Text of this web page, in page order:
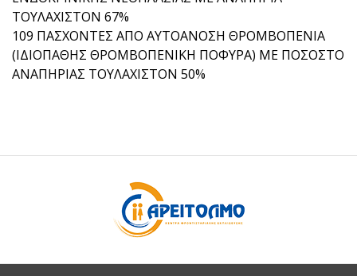
ΤΟΥΛΑΧΙΣΤΟΝ 67%
109 ΠΑΣΧΟΝΤΕΣ ΑΠΟ ΑΥΤΟΑΝΟΣΗ ΘΡΟΜΒΟΠΕΝΙΑ
(ΙΔΙΟΠΑΘΗΣ ΘΡΟΜΒΟΠΕΝΙΚΗ ΠΟΦΥΡΑ) ΜΕ ΠΟΣΟΣΤΟ
ΑΝΑΠΗΡΙΑΣ ΤΟΥΛΑΧΙΣΤΟΝ 50%